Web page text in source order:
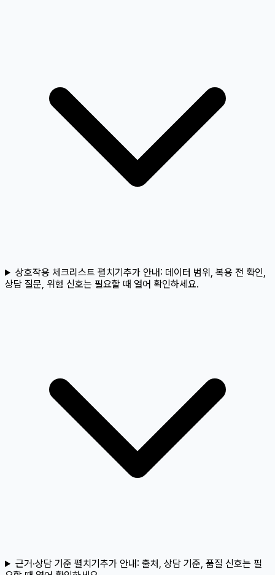
상호작용 체크리스트 펼치기추가 안내: 데이터 범위, 복용 전 확인,
상담 질문, 위험 신호는 필요할 때 열어 확인하세요.
근거·상담 기준 펼치기추가 안내: 출처, 상담 기준, 품질 신호는 필